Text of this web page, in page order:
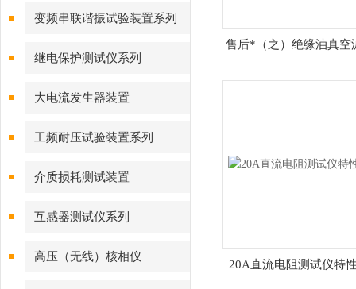
变频串联谐振试验装置系列
继电保护测试仪系列
大电流发生器装置
工频耐压试验装置系列
介质损耗测试装置
互感器测试仪系列
高压（无线）核相仪
售后*（之）绝缘油真空
20A直流电阻测试仪特